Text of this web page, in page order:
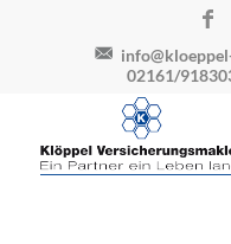
02161/